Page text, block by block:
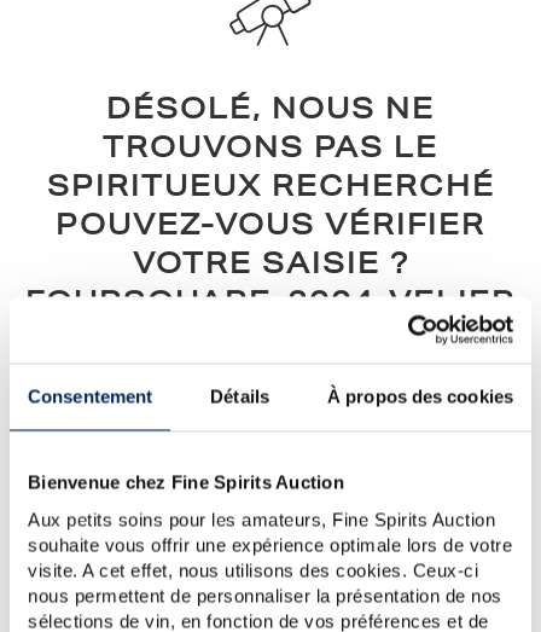
Consentement Détails À propos des cookies
Bienvenue chez Fine Spirits Auction
Aux petits soins pour les amateurs, Fine Spirits Auction
souhaite vous offrir une expérience optimale lors de votre
visite. A cet effet, nous utilisons des cookies. Ceux-ci
nous permettent de personnaliser la présentation de nos
sélections de vin, en fonction de vos préférences et de
DÉSOLÉ, NOUS NE
TROUVONS PAS LE
SPIRITUEUX RECHERCHÉ
POUVEZ-VOUS VÉRIFIER
VOTRE SAISIE ?
FOURSQUARE-2004-VELIER
simplifiez votre demande (un seul mot clé)...
Si vous avez besoin d'aide ou si vous souhaitez poser une
question au service clientèle, veuillez visiter la section
Vous pouvez également créer une alerte en cliquant sur le
bouton ci-dessous.
Créer une alerte